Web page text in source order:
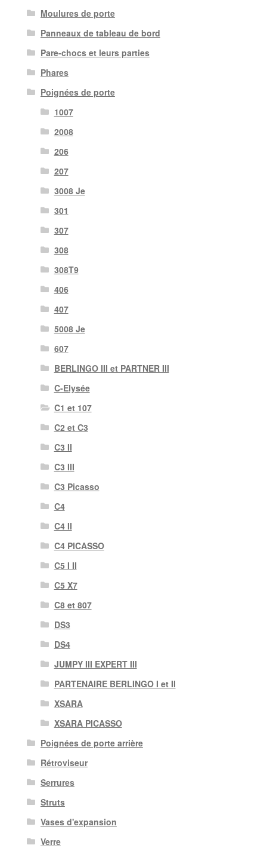
Moulures de porte
Panneaux de tableau de bord
Pare-chocs et leurs parties
Phares
Poignées de porte
1007
2008
206
207
3008 Je
301
307
308
308T9
406
407
5008 Je
607
BERLINGO III et PARTNER III
C-Elysée
C1 et 107
C2 et C3
C3 II
C3 III
C3 Picasso
C4
C4 II
C4 PICASSO
C5 I II
C5 X7
C8 et 807
DS3
DS4
JUMPY III EXPERT III
PARTENAIRE BERLINGO I et II
XSARA
XSARA PICASSO
Poignées de porte arrière
Rétroviseur
Serrures
Struts
Vases d'expansion
Verre